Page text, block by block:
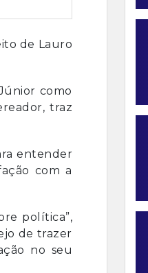
de Lauro
como
traz
entender
com a
política”,
de trazer
no seu